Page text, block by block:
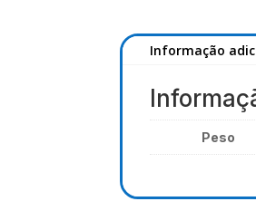
Informação
Peso